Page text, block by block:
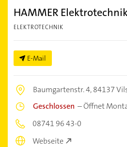
HAMMER
ELEKTROTECHNIK
E-Mail
Baumgartenstr. 4,84137
Geschlossen –Öffnet
08741 96 43-0
Webseite